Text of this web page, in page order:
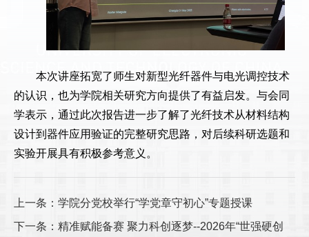
本次讲座拓宽了师生对新型光纤器件与电光调控技术
的认识，也为学院相关研究方向提供了有益启发。与会同
学表示，通过此次报告进一步了解了光纤技术从材料结构
设计到器件应用验证的完整研究思路，对后续科研选题和
实验开展具有积极参考意义。
上一条：学院分党校举行“学党章守初心”专题授课
下一条：精准赋能备赛 聚力科创逐梦--2026年“世强硬创